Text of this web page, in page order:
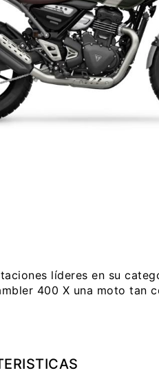
líderes en su
400 X una moto tan